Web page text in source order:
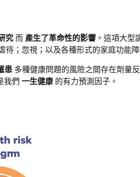
究 而 產生了革命性的影響 。這項大型
待；忽視；以及各種形式的家庭功能
患 多種健康問題的風險之間存在劑量
我們 一生健康 的有力預測因子。